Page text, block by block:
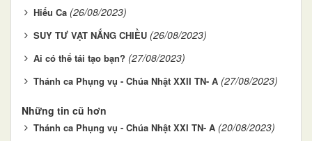
Hiếu Ca (26/08/2023)
SUY TƯ VẠT NẮNG CHIỀU (26/08/2023)
Ai có thể tái tạo bạn? (27/08/2023)
Thánh ca Phụng vụ - Chúa Nhật XXII TN- A (27/08/2023)
Những tin cũ hơn
Thánh ca Phụng vụ - Chúa Nhật XXI TN- A (20/08/2023)